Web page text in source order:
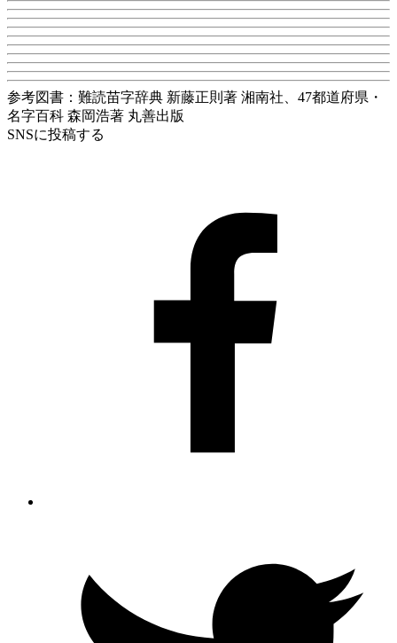
参考図書：難読苗字辞典 新藤正則著 湘南社、47都道府県・
名字百科 森岡浩著 丸善出版
SNSに投稿する